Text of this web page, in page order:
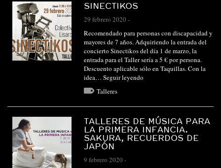
SINECTIKOS
29 febrero 2020 -
Recomendado para personas con discapacidad y
mayores de 7 años. Adquiriendo la entrada del
concierto Sinectikos del día 1 de marzo, la
entrada para el Taller sería a 5 € por persona.
Descuento aplicable sólo en Taquillas. Con la
idea… Seguir leyendo
Talleres
TALLERES DE MÚSICA PARA
LA PRIMERA INFANCIA.
SAKURA, RECUERDOS DE
JAPÓN
9 febrero 2020 -